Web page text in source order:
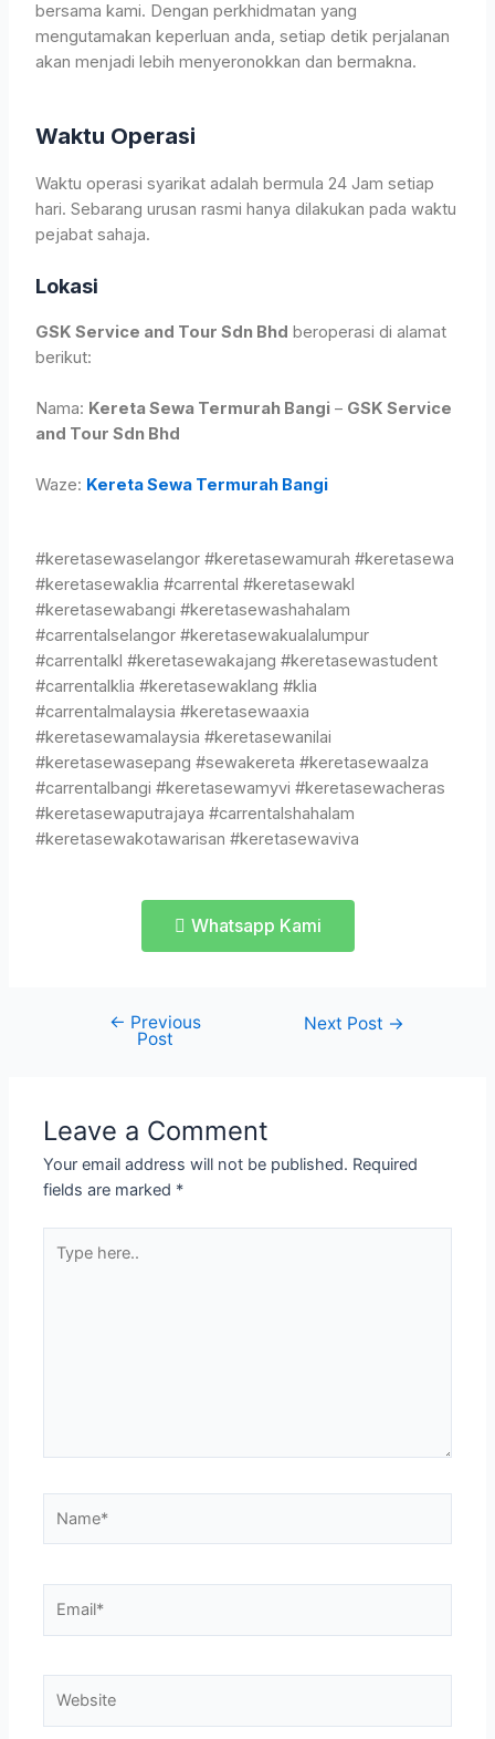
bersama kami. Dengan perkhidmatan yang
mengutamakan keperluan anda, setiap detik perjalanan
akan menjadi lebih menyeronokkan dan bermakna.
Waktu Operasi
Waktu operasi syarikat adalah bermula 24 Jam setiap
hari. Sebarang urusan rasmi hanya dilakukan pada waktu
pejabat sahaja.
Lokasi
GSK Service and Tour Sdn Bhd beroperasi di alamat
berikut:
Nama: Kereta Sewa Termurah Bangi – GSK Service
and Tour Sdn Bhd
Waze: Kereta Sewa Termurah Bangi
#keretasewaselangor #keretasewamurah #keretasewa
#keretasewaklia #carrental #keretasewakl
#keretasewabangi #keretasewashahalam
#carrentalselangor #keretasewakualalumpur
#carrentalkl #keretasewakajang #keretasewastudent
#carrentalklia #keretasewaklang #klia
#carrentalmalaysia #keretasewaaxia
#keretasewamalaysia #keretasewanilai
#keretasewasepang #sewakereta #keretasewaalza
#carrentalbangi #keretasewamyvi #keretasewacheras
#keretasewaputrajaya #carrentalshahalam
#keretasewakotawarisan #keretasewaviva
Whatsapp Kami
← Previous
Post
Next Post →
Leave a Comment
Your email address will not be published. Required
fields are marked *